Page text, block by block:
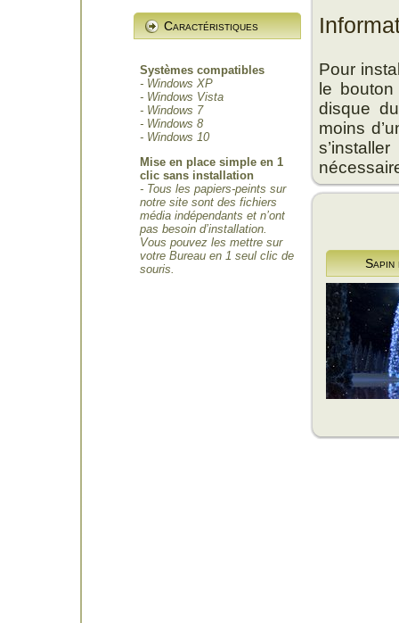
Caractéristiques
Systèmes compatibles
- Windows XP
- Windows Vista
- Windows 7
- Windows 8
- Windows 10
Mise en place simple en 1
clic sans installation
- Tous les papiers-peints sur
notre site sont des fichiers
média indépendants et n’ont
pas besoin d’installation.
Vous pouvez les mettre sur
votre Bureau en 1 seul clic de
souris.
Pour
le
disque
moins